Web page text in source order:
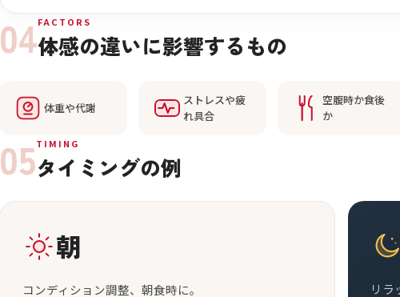
04FACTORS
体感の違いに影響するもの
体重や代謝
ストレスや疲
れ具合
空腹時か食後
か
05TIMING
タイミングの例
朝
コンディション調整、朝食時に。 リラ